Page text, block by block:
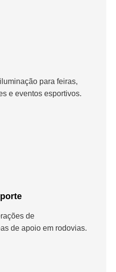
para feiras,
e eventos esportivos.
de
de apoio em rodovias.